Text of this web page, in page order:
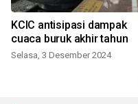
KCIC antisipasi dampak
cuaca buruk akhir tahun
Selasa, 3 Desember 2024